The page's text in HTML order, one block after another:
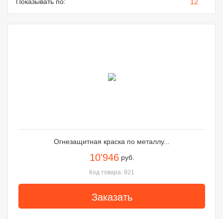
Показывать по:
12
Огнезащитная краска по металлу...
10'946 руб.
Код товара: 921
Заказать